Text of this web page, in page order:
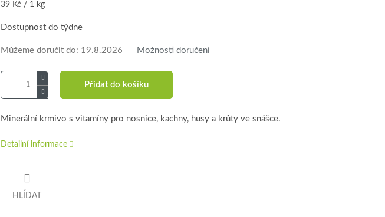
Měrná
39 Kč / 1 kg
Dostupnost do týdne
Můžeme doručit do: 19.8.2026 Možnosti doručení
Přidat do košíku
Minerální krmivo s vitamíny pro nosnice, kachny, husy a krůty ve snášce.
Detailní informace
HLÍDAT